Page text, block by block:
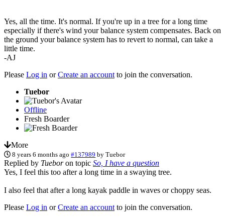
Yes, all the time. It's normal. If you're up in a tree for a long time
especially if there's wind your balance system compensates. Back on
the ground your balance system has to revert to normal, can take a
little time.
-AJ
Please Log in orCreate an account to join the conversation.
Tuebor
Offline
Fresh Boarder
More
8 years 6 months ago #137989 byTuebor
Replied by Tueboron topic So, I have a question
Yes, I feel this too after a long time in a swaying tree.
I also feel that after a long kayak paddle in waves or choppy seas.
Please Log in orCreate an account to join the conversation.